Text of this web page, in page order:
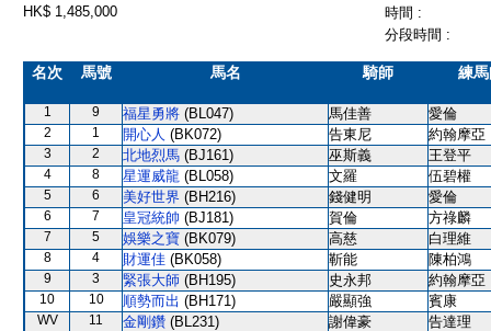
HK$ 1,485,000
時間 :
分段時間 :
名次 馬號 馬名 騎師 練
1 9 福星勇將 (BL047) 馬佳善 愛倫
2 1 開心人 (BK072) 告東尼 約翰摩亞
3 2 北地烈馬 (BJ161) 巫斯義 王登平
4 8 星運威龍 (BL058) 文羅 伍碧權
5 6 美好世界 (BH216) 錢健明 愛倫
6 7 皇冠統帥 (BJ181) 賀倫 方祿麟
7 5 娛樂之寶 (BK079) 高慈 白理維
8 4 財運佳 (BK058) 靳能 陳柏鴻
9 3 緊張大師 (BH195) 史永邦 約翰摩亞
10 10 順勢而出 (BH171) 嚴顯強 賓康
WV 11 金剛鑽 (BL231) 謝偉豪
告達理